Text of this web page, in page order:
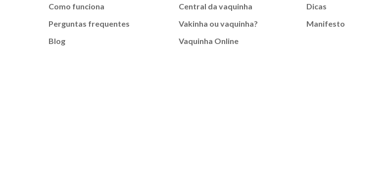
Como funciona
Perguntas frequentes
Blog
Central da vaquinha
Vakinha ou vaquinha?
Vaquinha Online
Dicas
Manifesto